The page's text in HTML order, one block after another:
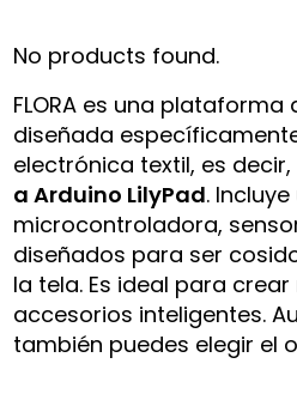
No products found.
FLORA es una plataforma
diseñada
electrónica textil, es decir,
a Arduino LilyPad.
microcontroladora,
diseñados para ser
la tela. Es ideal para
accesorios inteligentes.
también puedes elegir el